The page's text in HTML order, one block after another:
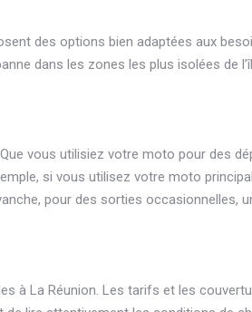
des options bien adaptées aux
dans les zones les plus isolées de
vous utilisiez votre moto pour des
si vous utilisez votre moto
pour des sorties occasionnelles,
à La Réunion. Les tarifs et les